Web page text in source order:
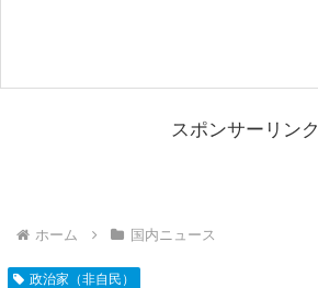
スポンサーリンク
ホーム 国内ニュース
政治家（非自民）